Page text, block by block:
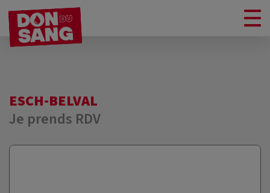
ESCH-BELVAL
Je prends RDV